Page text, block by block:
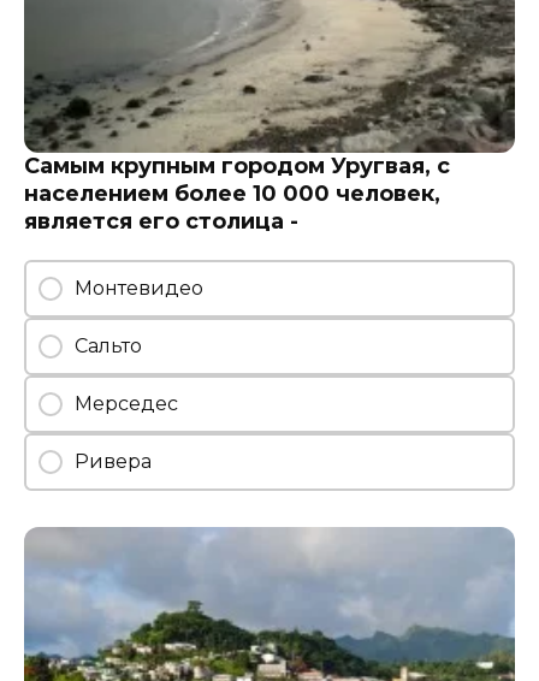
Самым крупным городом Уругвая, с
населением более 10 000 человек,
является его столица -
Монтевидео
Сальто
Мерседес
Ривера